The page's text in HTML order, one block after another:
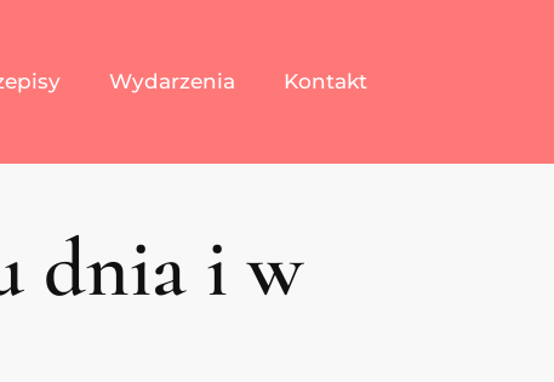
Wydarzenia Kontakt
dnia i w